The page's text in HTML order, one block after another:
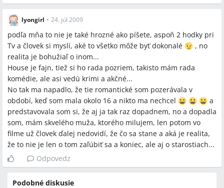
lyongirl • 24. júl 2009
podľa mňa to nie je také hrozné ako píšete, aspoň 2 hodky pri
Tv a človek si myslí, aké to všetko môže byť dokonalé
, no
realita je bohužiaľ o inom...
House je fajn, tiež si ho rada pozriem, takisto mám rada
komédie, ale asi vedú krimi a akčné...
No tak ma napadlo, že tie romantické som pozerávala v
období, keď som mala okolo 16 a nikto ma nechcel
a
predstavovala som si, že aj ja tak raz dopadnem, no a dopadla
som, mám skvelého muža, ktorého milujem, len potom vo
filme už človek ďalej nedovidí, že čo sa stane a aká je realita,
že to nie je len o tom zaľúbiť sa a koniec, ale aj o starostiach...
Odpovedz
Podobné diskusie